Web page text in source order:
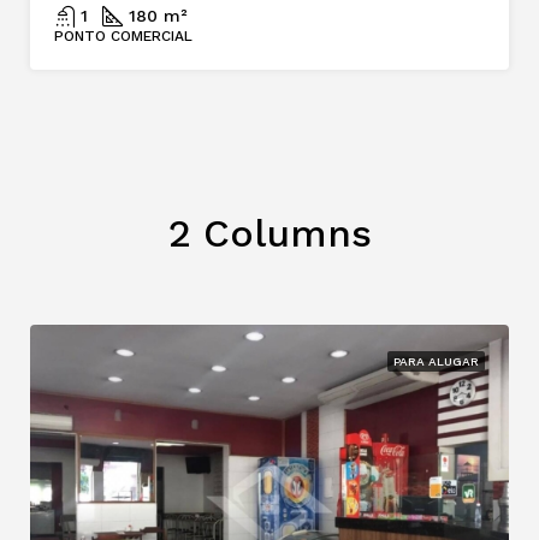
1 180 m²
PONTO COMERCIAL
2 Columns
PARA ALUGAR